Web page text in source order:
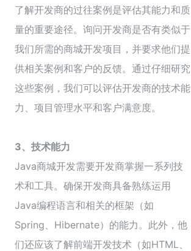
了解开发商的过往案例是评估其能力和质
量的重要途径。询问开发商是否有类似于
我们所需的商城开发项目，并要求他们提
供相关案例和客户的反馈。通过仔细研究
这些案例，我们可以评估开发商的技术能
力、项目管理水平和客户满意度。
3、技术能力
Java商城开发需要开发商掌握一系列技
术和工具。确保开发商具备熟练运用
Java编程语言和相关的框架（如
Spring、Hibernate）的能力。此外，他
们还应该了解前端开发技术（如HTML、